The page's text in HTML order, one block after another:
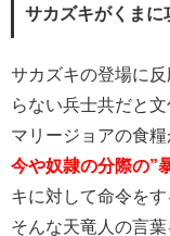
サカズキがくまに
サカズキの登場に
らない兵士共だと文
マリージョアの食
今や奴隷の分際の”
キに対して命令をす
そんな天竜人の言